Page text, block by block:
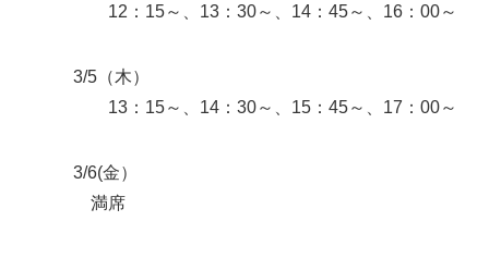
12：15～、13：30～、14：45～、16：00～
3/5（木）
13：15～、14：30～、15：45～、17：00～
3/6(金）
満席